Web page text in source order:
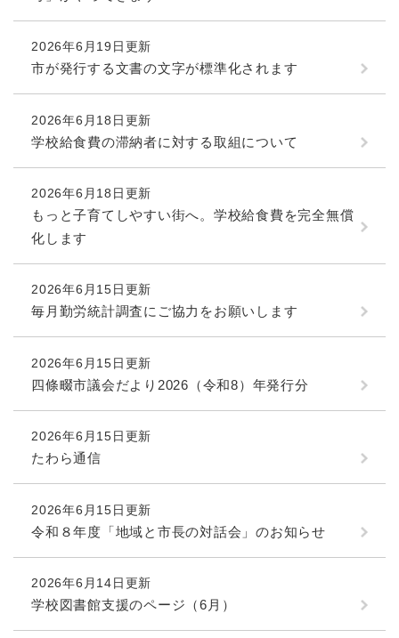
2026年6月19日更新
市が発行する文書の文字が標準化されます
2026年6月18日更新
学校給食費の滞納者に対する取組について
2026年6月18日更新
もっと子育てしやすい街へ。学校給食費を完全無償
化します
2026年6月15日更新
毎月勤労統計調査にご協力をお願いします
2026年6月15日更新
四條畷市議会だより2026（令和8）年発行分
2026年6月15日更新
たわら通信
2026年6月15日更新
令和８年度「地域と市長の対話会」のお知らせ
2026年6月14日更新
学校図書館支援のページ（6月）